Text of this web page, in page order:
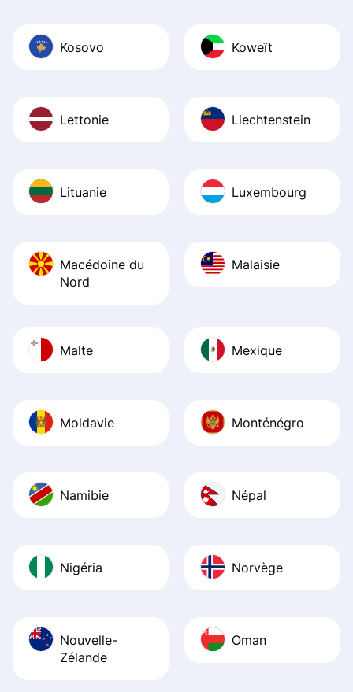
Kosovo Koweït
Lettonie Liechtenstein
Lituanie Luxembourg
Macédoine du
Nord
Malaisie
Malte Mexique
Moldavie Monténégro
Namibie Népal
Nigéria Norvège
Nouvelle-
Zélande
Oman